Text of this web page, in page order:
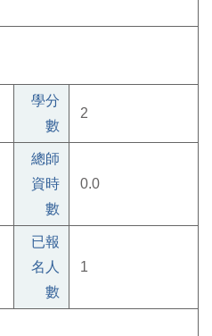
學分
數
2
總師
資時
數
0.0
已報
名人
數
1